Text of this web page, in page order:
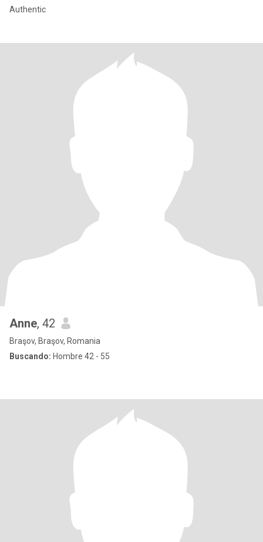
Authentic
Anne, 42
Braşov, Braşov, Romania
Buscando: Hombre 42 - 55